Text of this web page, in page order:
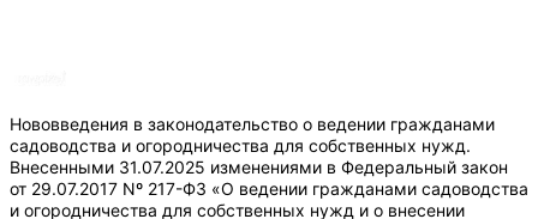
Нововведения в законодательство о ведении гражданами
садоводства и огородничества для собственных нужд.
Внесенными 31.07.2025 изменениями в Федеральный закон
от 29.07.2017 Nº 217-ФЗ «О ведении гражданами садоводства
и огородничества для собственных нужд и о внесении